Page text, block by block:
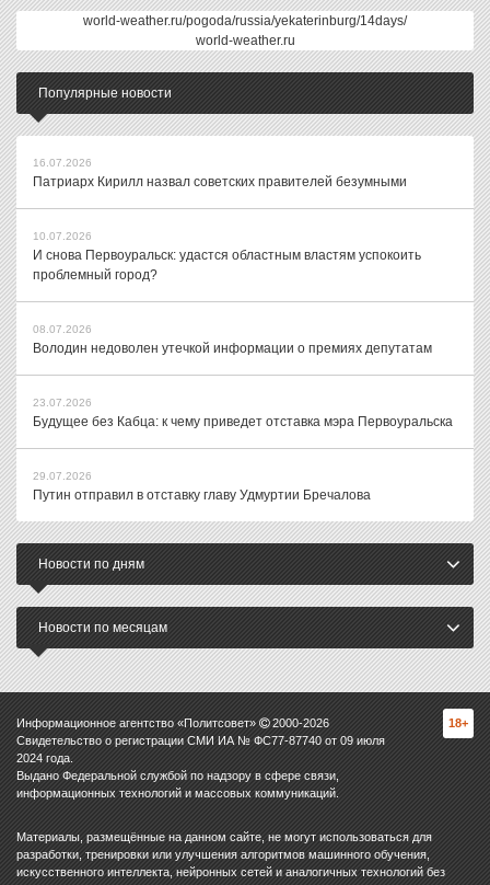
world-weather.ru/pogoda/russia/yekaterinburg/14days/
world-weather.ru
Популярные новости
16.07.2026
Патриарх Кирилл назвал советских правителей безумными
10.07.2026
И снова Первоуральск: удастся областным властям успокоить
проблемный город?
08.07.2026
Володин недоволен утечкой информации о премиях депутатам
23.07.2026
Будущее без Кабца: к чему приведет отставка мэра Первоуральска
29.07.2026
Путин отправил в отставку главу Удмуртии Бречалова
Новости по дням
Новости по месяцам
Информационное агентство «Политсовет» 2000-2026
Свидетельство о регистрации СМИ ИА № ФС77-87740 от 09 июля
2024 года.
Выдано Федеральной службой по надзору в сфере связи,
информационных технологий и массовых коммуникаций.
18+
Материалы, размещённые на данном сайте, не могут использоваться для
разработки, тренировки или улучшения алгоритмов машинного обучения,
искусственного интеллекта, нейронных сетей и аналогичных технологий без